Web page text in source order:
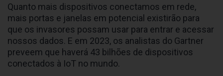
Quanto mais dispositivos conectamos em rede,
mais portas e janelas em potencial existirão para
que os invasores possam usar para entrar e acessar
nossos dados. E em 2023, os analistas do Gartner
preveem que haverá 43 bilhões de dispositivos
conectados à IoT no mundo.